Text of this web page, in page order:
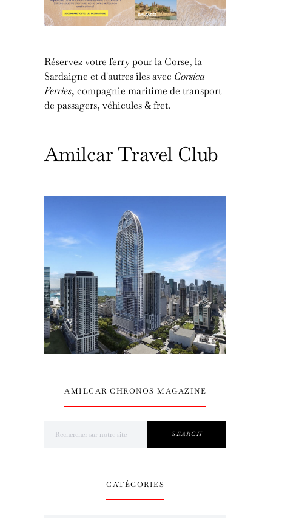
Réservez votre ferry pour la Corse, la
Sardaigne et d'autres îles avec Corsica
Ferries, compagnie maritime de transport
de passagers, véhicules & fret.
Amilcar Travel Club
AMILCAR CHRONOS MAGAZINE
SEARCH
CATÉGORIES